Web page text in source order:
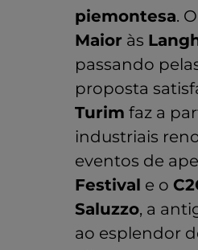
piemontesa.
Maior às
passando
proposta
Turim faz a
industriais
eventos de
Festival e o
Saluzzo, a
ao esplendor